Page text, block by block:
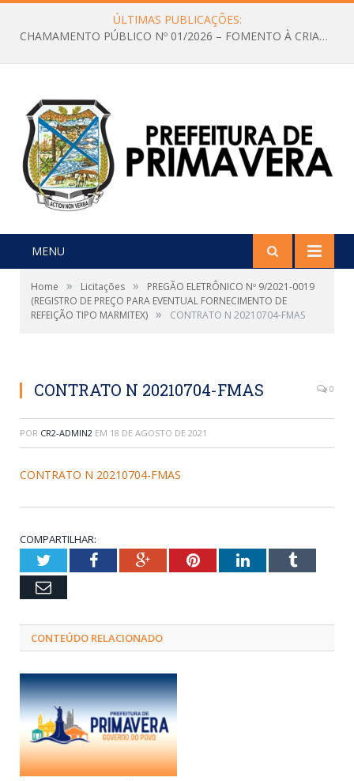
ÚLTIMAS PUBLICAÇÕES:
CHAMAMENTO PÚBLICO Nº 01/2026 – FOMENTO À CRIAÇÃO E A CIRCULAÇÃO DE PRODUÇÕES CULTURAIS – Aldir Blanc
MENU
Home » Licitações »
PREGÃO ELETRÔNICO Nº 9/2021-0019
(REGISTRO DE PREÇO PARA EVENTUAL FORNECIMENTO DE
REFEIÇÃO TIPO MARMITEX) » CONTRATO N 20210704-FMAS
CONTRATO N 20210704-FMAS 0
POR CR2-ADMIN2 EM 18 DE AGOSTO DE 2021
CONTRATO N 20210704-FMAS
COMPARTILHAR:
TwitterFacebookGoogle+PinterestLinkedInTumblr
Email
CONTEÚDO RELACIONADO